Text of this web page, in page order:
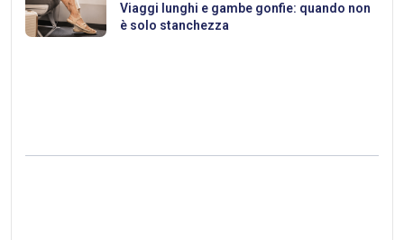
Viaggi lunghi e gambe gonfie: quando non
è solo stanchezza